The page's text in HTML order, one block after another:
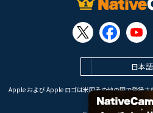
日本語
Apple および Apple ロゴは米国その他の国で登録
Apple Inc. のサービス